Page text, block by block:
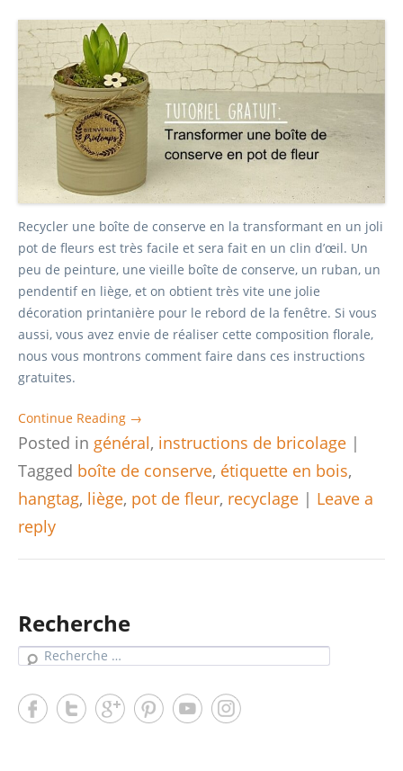
Recycler une boîte de conserve en la transformant en un joli
pot de fleurs est très facile et sera fait en un clin d’œil. Un
peu de peinture, une vieille boîte de conserve, un ruban, un
pendentif en liège, et on obtient très vite une jolie
décoration printanière pour le rebord de la fenêtre. Si vous
aussi, vous avez envie de réaliser cette composition florale,
nous vous montrons comment faire dans ces instructions
gratuites.
Continue Reading →
Posted in général, instructions de bricolage |
Tagged boîte de conserve, étiquette en bois,
hangtag, liège, pot de fleur, recyclage | Leave a
reply
Recherche
Search